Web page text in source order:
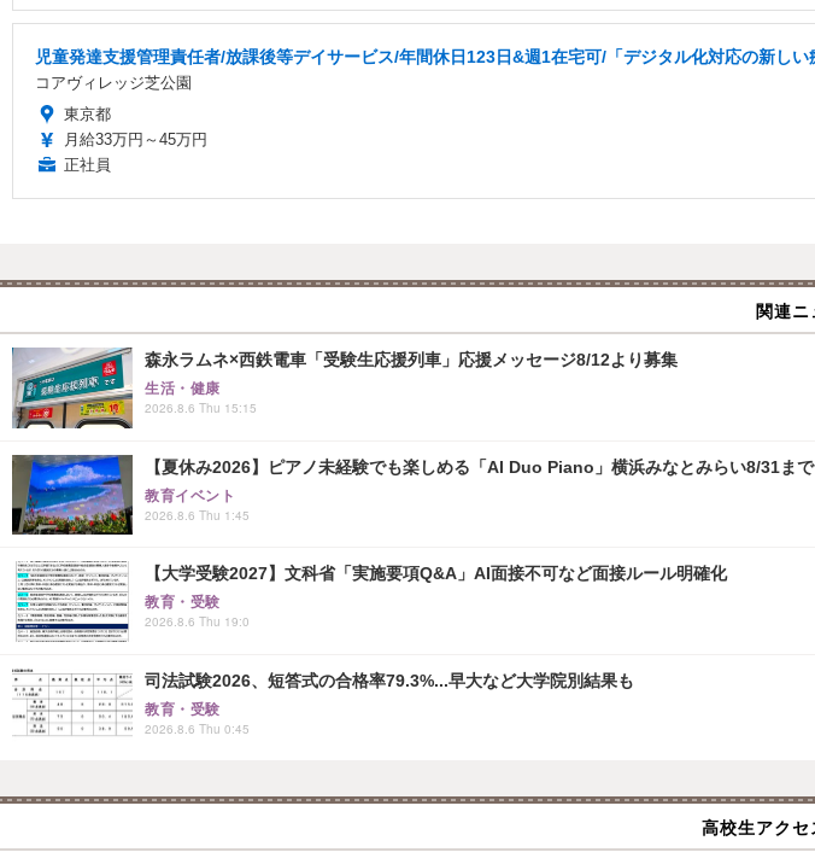
児童発達支援管理責任者/放課後等デイサービス/年間休日123日&週1在宅可/「デジタル化対応の新し
コアヴィレッジ芝公園
東京都
月給33万円～45万円
正社員
関連ニ
森永ラムネ×西鉄電車「受験生応援列車」応援メッセージ8/12より募集
生活・健康
2026.8.6 Thu 15:15
【夏休み2026】ピアノ未経験でも楽しめる「AI Duo Piano」横浜みなとみらい8/31まで
教育イベント
2026.8.6 Thu 1:45
【大学受験2027】文科省「実施要項Q&A」AI面接不可など面接ルール明確化
教育・受験
2026.8.6 Thu 19:0
司法試験2026、短答式の合格率79.3%...早大など大学院別結果も
教育・受験
2026.8.6 Thu 0:45
高校生アク